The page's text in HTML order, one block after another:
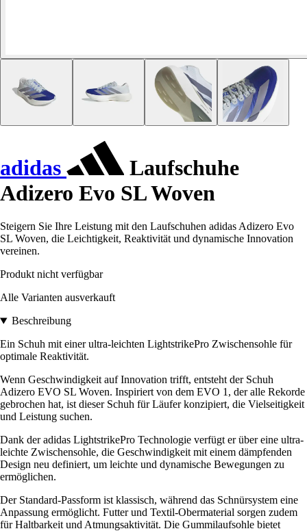
adidas
Laufschuhe
Adizero Evo SL Woven
Steigern Sie Ihre Leistung mit den Laufschuhen adidas Adizero Evo
SL Woven, die Leichtigkeit, Reaktivität und dynamische Innovation
vereinen.
Produkt nicht verfügbar
Alle Varianten ausverkauft
Beschreibung
Ein Schuh mit einer ultra-leichten LightstrikePro Zwischensohle für
optimale Reaktivität.
Wenn Geschwindigkeit auf Innovation trifft, entsteht der Schuh
Adizero EVO SL Woven. Inspiriert von dem EVO 1, der alle Rekorde
gebrochen hat, ist dieser Schuh für Läufer konzipiert, die Vielseitigkeit
und Leistung suchen.
Dank der adidas LightstrikePro Technologie verfügt er über eine ultra-
leichte Zwischensohle, die Geschwindigkeit mit einem dämpfenden
Design neu definiert, um leichte und dynamische Bewegungen zu
ermöglichen.
Der Standard-Passform ist klassisch, während das Schnürsystem eine
Anpassung ermöglicht. Futter und Textil-Obermaterial sorgen zudem
für Haltbarkeit und Atmungsaktivität. Die Gummilaufsohle bietet